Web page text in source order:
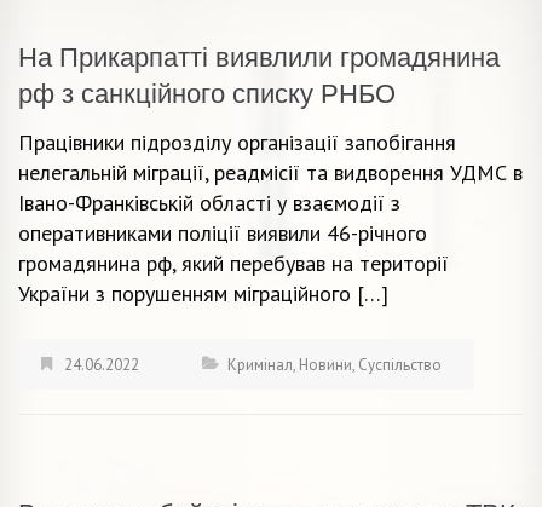
На Прикарпатті виявлили громадянина
рф з санкційного списку РНБО
Працівники підрозділу організації запобігання
нелегальній міграції, реадмісії та видворення УДМС в
Івано-Франківській області у взаємодії з
оперативниками поліції виявили 46-річного
громадянина рф, який перебував на території
України з порушенням міграційного […]
24.06.2022 Кримінал, Новини, Суспільство